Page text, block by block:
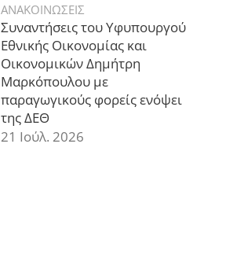
ΑΝΑΚΟΙΝΩΣΕΙΣ
Συναντήσεις του Υφυπουργού
Εθνικής Οικονομίας και
Οικονομικών Δημήτρη
Μαρκόπουλου με
παραγωγικούς φορείς ενόψει
της ΔΕΘ
21 Ιούλ. 2026